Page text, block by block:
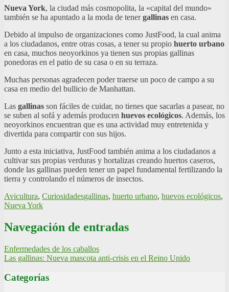
Nueva York, la ciudad más cosmopolita, la «capital del mundo»
también se ha apuntado a la moda de tenergallinas en casa.
Debido al impulso de organizaciones como JustFood, la cual anima
a los ciudadanos, entre otras cosas, a tener su propio huerto urbano
en casa, muchos neoyorkinos ya tienen sus propias gallinas
ponedoras en el patio de su casa o en su terraza.
Muchas personas agradecen poder traerse un poco de campo a su
casa en medio del bullicio de Manhattan.
Las gallinas son fáciles de cuidar, no tienes que sacarlas a pasear, no
se suben al sofá y además producen huevos ecológicos. Además, los
neoyorkinos encuentran que es una actividad muy entretenida y
divertida para compartir con sus hijos.
Junto a esta iniciativa, JustFood también anima a los ciudadanos a
cultivar sus propias verduras y hortalizas creando huertos caseros,
donde las gallinas pueden tener un papel fundamental fertilizando la
tierra y controlando el números de insectos.
Avicultura, Curiosidadesgallinas, huerto urbano, huevos ecológicos,
Nueva York
Navegación de entradas
Enfermedades de los caballos
Las gallinas: Nueva mascota anti-crisis en el Reino Unido
Categorías